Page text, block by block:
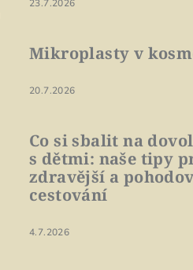
23.7.2026
Mikroplasty v
20.7.2026
Co si sbalit na
s dětmi: naše tipy
zdravější a
cestování
4.7.2026